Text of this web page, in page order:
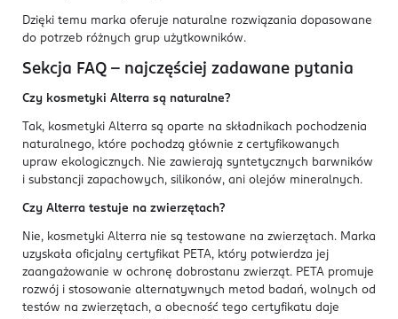
Dzięki temu marka oferuje naturalne rozwiązania dopasowane
do potrzeb różnych grup użytkowników.
Sekcja FAQ – najczęściej zadawane pytania
Czy kosmetyki Alterra są naturalne?
Tak, kosmetyki Alterra są oparte na składnikach pochodzenia
naturalnego, które pochodzą głównie z certyfikowanych
upraw ekologicznych. Nie zawierają syntetycznych barwników
i substancji zapachowych, silikonów, ani olejów mineralnych.
Czy Alterra testuje na zwierzętach?
Nie, kosmetyki Alterra nie są testowane na zwierzętach. Marka
uzyskała oficjalny certyfikat PETA, który potwierdza jej
zaangażowanie w ochronę dobrostanu zwierząt. PETA promuje
rozwój i stosowanie alternatywnych metod badań, wolnych od
testów na zwierzętach, a obecność tego certyfikatu daje